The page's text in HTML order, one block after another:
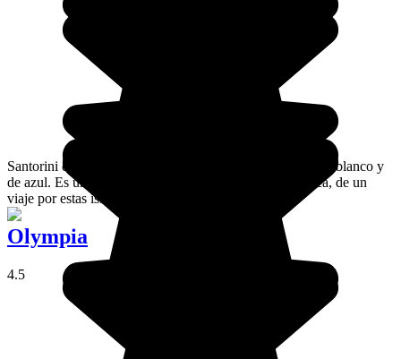
Santorini es una preciosa isla de las Cícladas, revestida de blanco y
de azul. Es una etapa imperdible, y también muy turística, de un
viaje por estas islas griegas.
Olympia
4.5